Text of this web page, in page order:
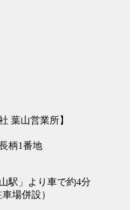
葉山営業所】
柄1番地
駅」より車で約4分
場併設）